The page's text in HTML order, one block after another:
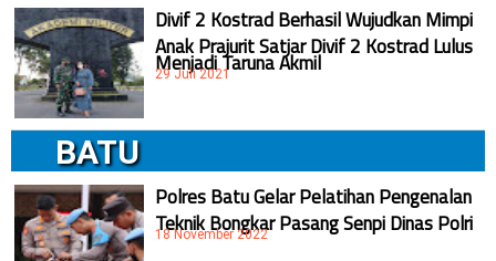
Divif 2 Kostrad Berhasil Wujudkan Mimpi
Anak Prajurit Satjar Divif 2 Kostrad Lulus
Menjadi Taruna Akmil
29 Juli 2021
BATU
Polres Batu Gelar Pelatihan Pengenalan
Teknik Bongkar Pasang Senpi Dinas Polri
18 November 2022